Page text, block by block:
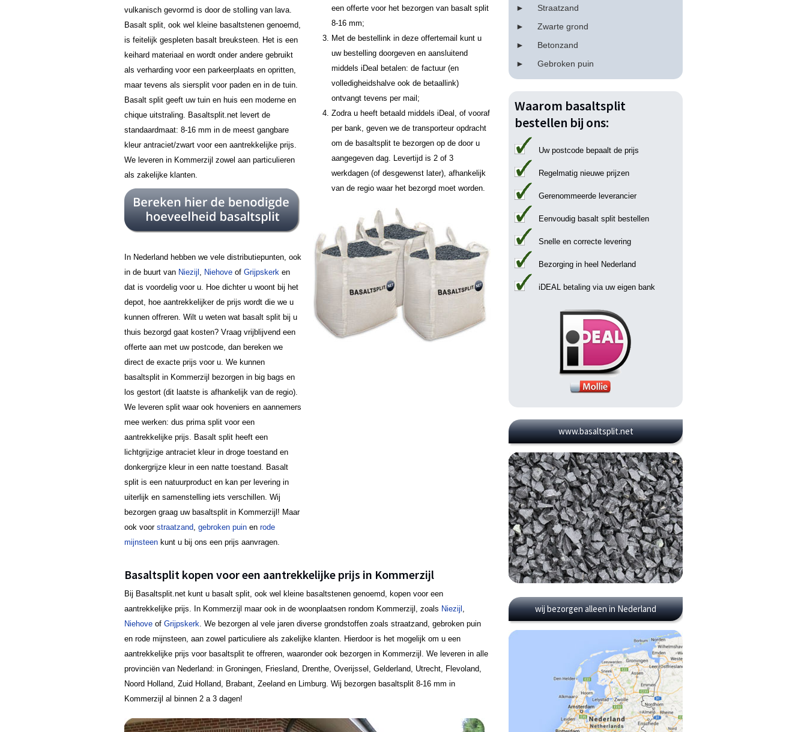
vulkanisch gevormd is door de stolling van lava.
Basalt split, ook wel kleine basaltstenen genoemd,
is feitelijk gespleten basalt breuksteen. Het is een
keihard materiaal en wordt onder andere gebruikt
als verharding voor een parkeerplaats en opritten,
maar tevens als siersplit voor paden en in de tuin.
Basalt split geeft uw tuin en huis een moderne en
chique uitstraling. Basaltsplit.net levert de
standaardmaat: 8-16 mm in de meest gangbare
kleur antraciet/zwart voor een aantrekkelijke prijs.
We leveren in Kommerzijl zowel aan particulieren
als zakelijke klanten.
In Nederland hebben we vele distributiepunten, ook
in de buurt van Niezijl , Niehove of Grijpskerk en
dat is voordelig voor u. Hoe dichter u woont bij het
depot, hoe aantrekkelijker de prijs wordt die we u
kunnen offreren. Wilt u weten wat basalt split bij u
thuis bezorgd gaat kosten? Vraag vrijblijvend een
offerte aan met uw postcode, dan bereken we
direct de exacte prijs voor u. We kunnen
basaltsplit in Kommerzijl bezorgen in big bags en
los gestort (dit laatste is afhankelijk van de regio).
We leveren split waar ook hoveniers en aannemers
mee werken: dus prima split voor een
aantrekkelijke prijs. Basalt split heeft een
lichtgrijzige antraciet kleur in droge toestand en
donkergrijze kleur in een natte toestand. Basalt
split is een natuurproduct en kan per levering in
uiterlijk en samenstelling iets verschillen. Wij
bezorgen graag uw basaltsplit in Kommerzijl! Maar
ook voor straatzand, gebroken puin en rode
mijnsteen kunt u bij ons een prijs aanvragen.
een offerte voor het bezorgen van basalt split
8-16 mm;
Met de bestellink in deze offertemail kunt u
uw bestelling doorgeven en aansluitend
middels iDeal betalen: de factuur (en
volledigheidshalve ook de betaallink)
ontvangt tevens per mail;
Zodra u heeft betaald middels iDeal, of vooraf
per bank, geven we de transporteur opdracht
om de basaltsplit te bezorgen op de door u
aangegeven dag. Levertijd is 2 of 3
werkdagen (of desgewenst later), afhankelijk
van de regio waar het bezorgd moet worden.
Basaltsplit kopen voor een aantrekkelijke prijs in Kommerzijl
Bij Basaltsplit.net kunt u basalt split, ook wel kleine basaltstenen genoemd, kopen voor een
aantrekkelijke prijs. In Kommerzijl maar ook in de woonplaatsen rondom Kommerzijl, zoals Niezijl ,
Niehove of Grijpskerk. We bezorgen al vele jaren diverse grondstoffen zoals straatzand, gebroken puin
en rode mijnsteen, aan zowel particuliere als zakelijke klanten. Hierdoor is het mogelijk om u een
aantrekkelijke prijs voor basaltsplit te offreren, waaronder ook bezorgen in Kommerzijl. We leveren in alle
provinciën van Nederland: in Groningen, Friesland, Drenthe, Overijssel, Gelderland, Utrecht, Flevoland,
Noord Holland, Zuid Holland, Brabant, Zeeland en Limburg. Wij bezorgen basaltsplit 8-16 mm in
Kommerzijl al binnen 2 a 3 dagen!
Straatzand
Zwarte grond
Betonzand
Gebroken puin
Waarom basaltsplit
bestellen bij ons:
Uw postcode bepaalt de prijs
Regelmatig nieuwe prijzen
Gerenommeerde leverancier
Eenvoudig basalt split bestellen
Snelle en correcte levering
Bezorging in heel Nederland
iDEAL betaling via uw eigen bank
www.basaltsplit.net
wij bezorgen alleen in Nederland